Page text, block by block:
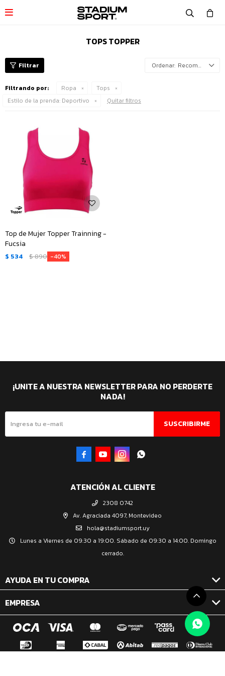

TOPS TOPPER
Recomendados
Filtrando por: Ropa
Tops
Estilo de la prenda: Deportivo Quitar filtros
Top de Mujer Topper Trainning -
Fucsia
$ 534 $890 40
ATENCIÓN AL CLIENTE
2308 0742
Av. Agraciada 4097, Montevideo
hola@stadiumsport.uy
Lunes a Viernes de 09:30 a 19:00. Sábado de 09:30 a 14:00. Domingo
cerrado.
AYUDA EN TU COMPRA
EMPRESA
¡UNITE A NUESTRA NEWSLETTER PARA NO PERDERTE
NADA!
SUSCRIBIRME
   